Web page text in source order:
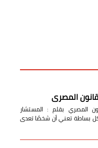
المصري
المصري بقلم : المستشار
بساطة تعني أن شخصًا تعدى